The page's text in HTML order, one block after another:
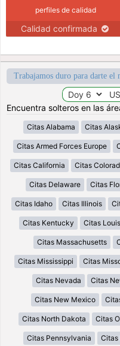
perfiles de calidad
Calidad confirmada
Trabajamos duro para darte
Encuentra solteros en las
Citas Alabama Citas
Citas Armed Forces Europe
Citas California Citas
Citas Delaware Citas
Citas Idaho Citas Illinois
Citas Kentucky Citas
Citas Massachusetts
Citas Mississippi Citas
Citas Nevada Citas
Citas New Mexico
Citas North Dakota Citas
Citas Pennsylvania Citas